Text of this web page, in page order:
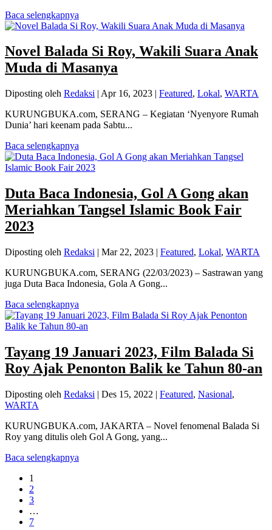
Baca selengkapnya
Novel Balada Si Roy, Wakili Suara Anak
Muda di Masanya
Diposting oleh Redaksi | Apr 16, 2023 | Featured, Lokal, WARTA
KURUNGBUKA.com, SERANG – Kegiatan ‘Nyenyore Rumah
Dunia’ hari keenam pada Sabtu...
Baca selengkapnya
Duta Baca Indonesia, Gol A Gong akan
Meriahkan Tangsel Islamic Book Fair
2023
Diposting oleh Redaksi | Mar 22, 2023 | Featured, Lokal, WARTA
KURUNGBUKA.com, SERANG (22/03/2023) – Sastrawan yang
juga Duta Baca Indonesia, Gola A Gong...
Baca selengkapnya
Tayang 19 Januari 2023, Film Balada Si
Roy Ajak Penonton Balik ke Tahun 80-an
Diposting oleh Redaksi | Des 15, 2022 | Featured, Nasional,
WARTA
KURUNGBUKA.com, JAKARTA – Novel fenomenal Balada Si
Roy yang ditulis oleh Gol A Gong, yang...
Baca selengkapnya
1
2
3
…
7